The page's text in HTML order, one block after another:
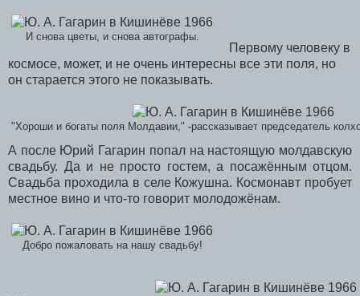
И снова цветы, и снова автографы.
Первому человеку в
космосе, может, и не очень интересны все эти поля, но
он старается этого не показывать.
"Хороши и богаты поля Молдавии," -рассказывает председатель
А после Юрий Гагарин попал на настоящую молдавскую
свадьбу. Да и не просто гостем, а посажённым отцом.
Свадьба проходила в селе Кожушна. Космонавт пробует
местное вино и что-то говорит молодожёнам.
Добро пожаловать на нашу свадьбу!